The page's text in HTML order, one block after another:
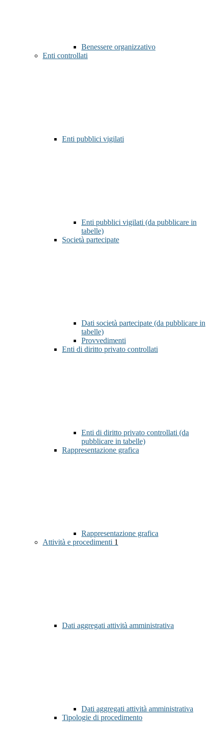
Benessere organizzativo
Enti controllati
Enti pubblici vigilati
Enti pubblici vigilati (da pubblicare in
tabelle)
Società partecipate
Dati società partecipate (da pubblicare in
tabelle)
Provvedimenti
Enti di diritto privato controllati
Enti di diritto privato controllati (da
pubblicare in tabelle)
Rappresentazione grafica
Rappresentazione grafica
Attività e procedimenti 1
Dati aggregati attività amministrativa
Dati aggregati attività amministrativa
Tipologie di procedimento